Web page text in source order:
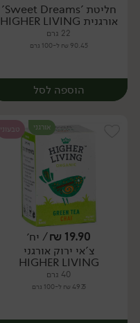
יח׳
חליטת 'Sweet Dreams'
אורגנית HIGHER LIVING
22 גרם
90.45 ₪ ל-100 גרם
הוספה לסל
יח׳
אורגני טבעוני
19.90
₪/ יח׳
צ'אי ירוק אורגני
HIGHER LIVING
40 גרם
49.75 ₪ ל-100 גרם